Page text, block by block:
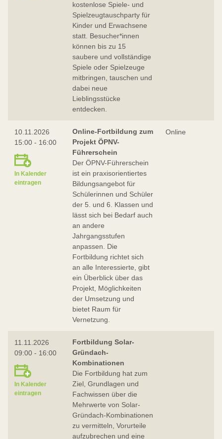
kostenlose Spiele- und
Spielzeugtauschparty für
Kinder und Erwachsene
statt. Besucher*innen
können bis zu 15
saubere und vollständige
Spiele oder Spielzeuge
mitbringen, tauschen und
dabei neue
Lieblingsstücke
entdecken.
10.11.2026
15:00 - 16:00
In Kalender
eintragen
Online-Fortbildung zum
Projekt ÖPNV-
Führerschein
Der ÖPNV-Führerschein
ist ein praxisorientiertes
Bildungsangebot für
Schülerinnen und Schüler
der 5. und 6. Klassen und
lässt sich bei Bedarf auch
an andere
Jahrgangsstufen
anpassen. Die
Fortbildung richtet sich
an alle Interessierte, gibt
ein Überblick über das
Projekt, Möglichkeiten
der Umsetzung und
bietet Raum für
Vernetzung.
Online
11.11.2026
09:00 - 16:00
In Kalender
eintragen
Fortbildung Solar-
Gründach-
Kombinationen
Die Fortbildung hat zum
Ziel, Grundlagen und
Fachwissen über die
Mehrwerte von Solar-
Gründach-Kombinationen
zu vermitteln, Vorurteile
aufzubrechen und eine